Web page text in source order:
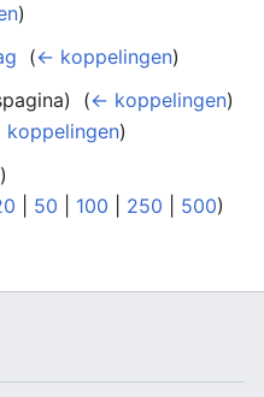
)
(← koppelingen)
(← koppelingen)
)
)
50 100 250 500)